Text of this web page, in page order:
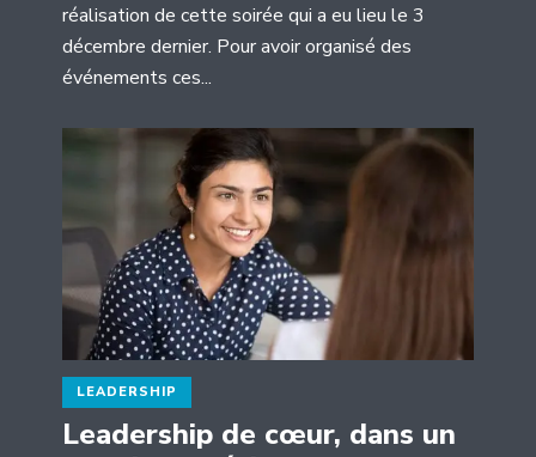
réalisation de cette soirée qui a eu lieu le 3
décembre dernier. Pour avoir organisé des
événements ces...
LEADERSHIP
Leadership de cœur, dans un